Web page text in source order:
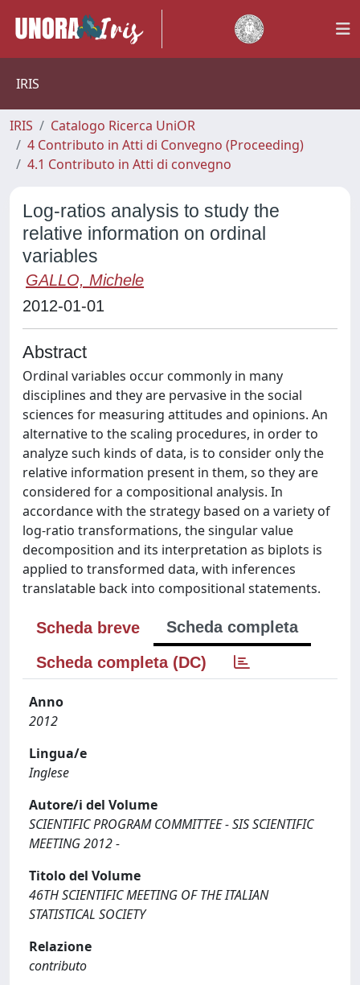
IRIS
IRIS
Catalogo Ricerca UniOR
4 Contributo in Atti di Convegno (Proceeding)
4.1 Contributo in Atti di convegno
Log-ratios analysis to study the
relative information on ordinal
variables
GALLO, Michele
2012-01-01
Abstract
Ordinal variables occur commonly in many
disciplines and they are pervasive in the social
sciences for measuring attitudes and opinions. An
alternative to the scaling procedures, in order to
analyze such kinds of data, is to consider only the
relative information present in them, so they are
considered for a compositional analysis. In
accordance with the strategy based on a variety of
log-ratio transformations, the singular value
decomposition and its interpretation as biplots is
applied to transformed data, with inferences
translatable back into compositional statements.
Scheda breve
Scheda completa
Scheda completa (DC)
Anno
2012
Lingua/e
Inglese
Autore/i del Volume
SCIENTIFIC PROGRAM COMMITTEE - SIS SCIENTIFIC
MEETING 2012 -
Titolo del Volume
46TH SCIENTIFIC MEETING OF THE ITALIAN
STATISTICAL SOCIETY
Relazione
contributo